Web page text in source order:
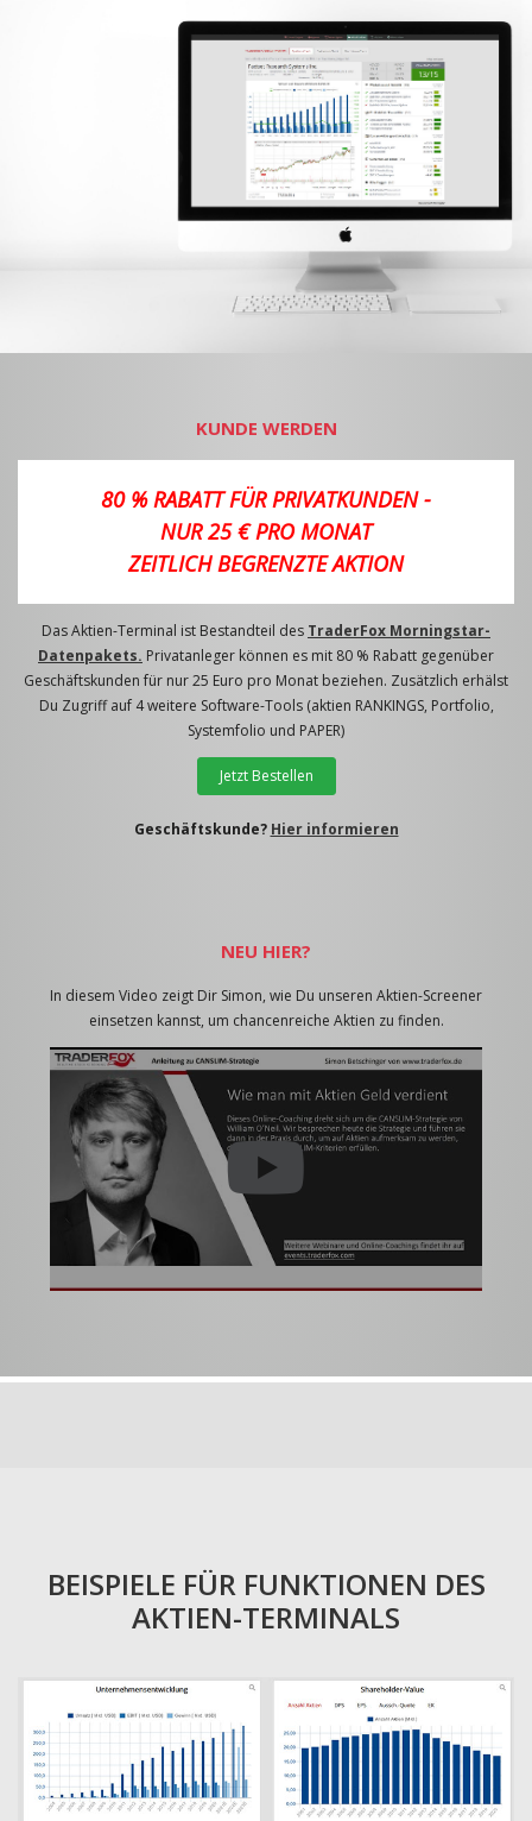
KUNDE WERDEN
80 % RABATT FÜR PRIVATKUNDEN -
NUR 25 € PRO MONAT
ZEITLICH BEGRENZTE AKTION
Das Aktien-Terminal ist Bestandteil des TraderFox Morningstar-
Datenpakets. Privatanleger können es mit 80 % Rabatt gegenüber
Geschäftskunden für nur 25 Euro pro Monat beziehen. Zusätzlich erhälst
Du Zugriff auf 4 weitere Software-Tools (aktien RANKINGS, Portfolio,
Systemfolio und PAPER)
Jetzt Bestellen
Geschäftskunde? Hier informieren
NEU HIER?
In diesem Video zeigt Dir Simon, wie Du unseren Aktien-Screener
einsetzen kannst, um chancenreiche Aktien zu finden.
BEISPIELE FÜR FUNKTIONEN DES
AKTIEN-TERMINALS